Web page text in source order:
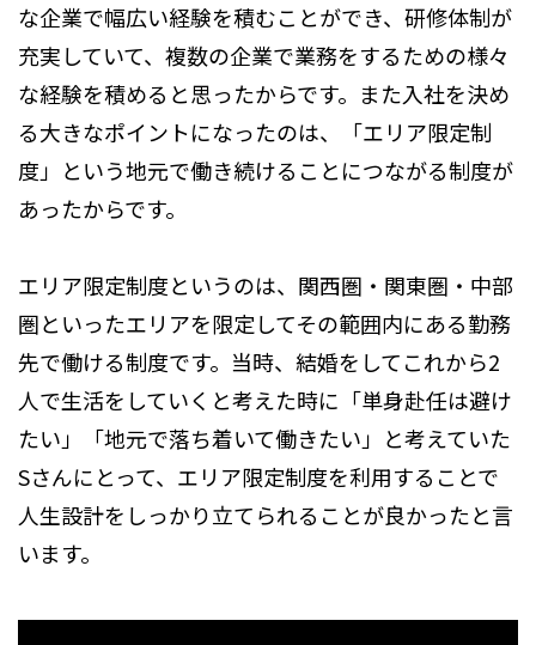
な企業で幅広い経験を積むことができ、研修体制が
充実していて、複数の企業で業務をするための様々
な経験を積めると思ったからです。また入社を決め
る大きなポイントになったのは、「エリア限定制
度」という地元で働き続けることにつながる制度が
あったからです。
エリア限定制度というのは、関西圏・関東圏・中部
圏といったエリアを限定してその範囲内にある勤務
先で働ける制度です。当時、結婚をしてこれから2
人で生活をしていくと考えた時に「単身赴任は避け
たい」「地元で落ち着いて働きたい」と考えていた
Sさんにとって、エリア限定制度を利用することで
人生設計をしっかり立てられることが良かったと言
います。